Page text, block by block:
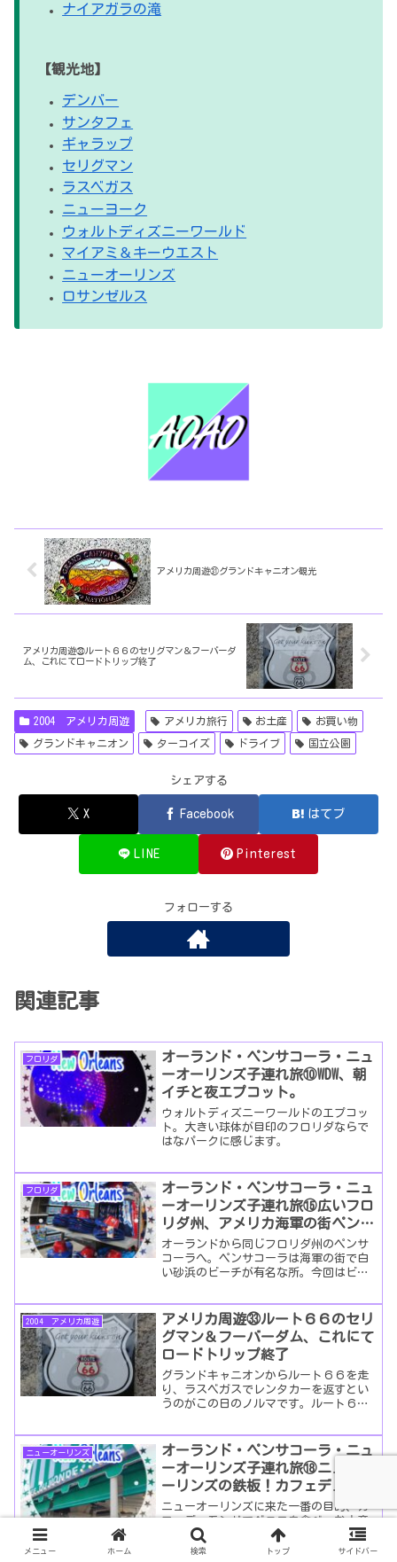
ナイアガラの滝
【観光地】
デンバー
サンタフェ
ギャラップ
セリグマン
ラスベガス
ニューヨーク
ウォルトディズニーワールド
マイアミ＆キーウエスト
ニューオーリンズ
ロサンゼルス
アメリカ周遊㉛グランドキャニオン観光
アメリカ周遊㉝ルート６６のセリグマン＆フーバーダ
ム、これにてロードトリップ終了
2004 アメリカ周遊 アメリカ旅行 お土産 お買い物
グランドキャニオン ターコイズ ドライブ 国立公園
シェアする
X Facebook はてブ
LINE Pinterest
フォローする
関連記事
フロリダ
オーランド・ペンサコーラ・ニュ
ーオーリンズ子連れ旅⑩WDW、朝
イチと夜エプコット。
ウォルトディズニーワールドのエプコッ
ト。大きい球体が目印のフロリダならで
はなパークに感じます。
フロリダ
オーランド・ペンサコーラ・ニュ
ーオーリンズ子連れ旅⑮広いフロ
リダ州、アメリカ海軍の街ペンサ
コーラ
オーランドから同じフロリダ州のペンサ
コーラへ。ペンサコーラは海軍の街で白
い砂浜のビーチが有名な所。今回はビー
2004 アメリカ周遊
アメリカ周遊㉝ルート６６のセリ
グマン＆フーバーダム、これにて
ロードトリップ終了
グランドキャニオンからルート６６を走
り、ラスベガスでレンタカーを返すとい
うのがこの日のノルマです。ルート６６
したでも、ついつい写真を撮りたくな
る、昔懐かしいアメリカの姿が残ってい
ました。
ニューオーリンズ
オーランド・ペンサコーラ・ニュ
ーオーリンズ子連れ旅⑱ニューオ
ーリンズの鉄板！カフェデュモン
ドでベニエとお土産
ニューオーリンズに来た一番の目的、カ
フェデュモンドでベニエを食べ、お土産
を買いました。
メニュー ホーム 検索 トップ サイドバー